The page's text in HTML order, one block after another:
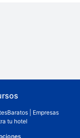
| Empresas
tu hotel